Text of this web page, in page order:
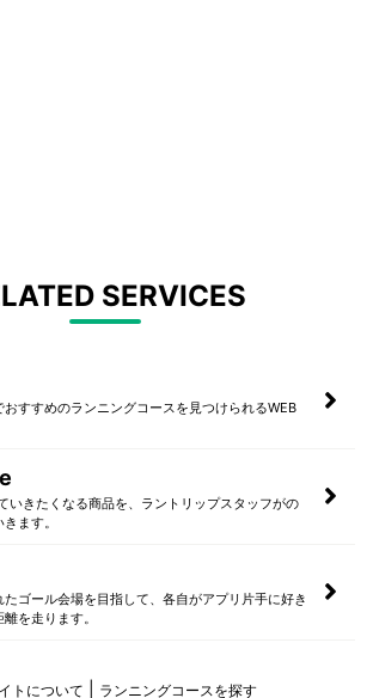
SERVICES
すすめのランニングコースを見つけられるWEB
いきたくなる商品を、ラントリップスタッフがの
ます。
ゴール会場を目指して、各自がアプリ片手に好き
を走ります。
トについて ランニングコースを探す